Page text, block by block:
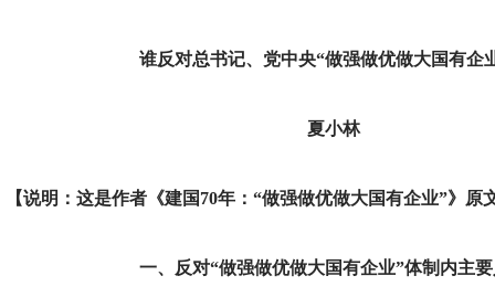
谁反对总书记、党中央“做强做优做大国有企
夏小林
【说明：这是作者《建国70年：“做强做优做大国有企业”》原
一、反对“做强做优做大国有企业”体制内主